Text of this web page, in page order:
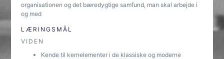
organisationen og det bæredygtige samfund, man skal arbejde i
og med
LÆRINGSMÅL
VIDEN
Kende til kernelementer i de klassiske og moderne